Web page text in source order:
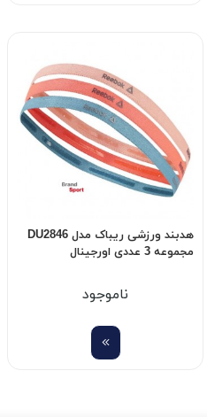
هدبند ورزشی ریباک مدل DU2846
مجموعه 3 عددی اورجینال
ناموجود